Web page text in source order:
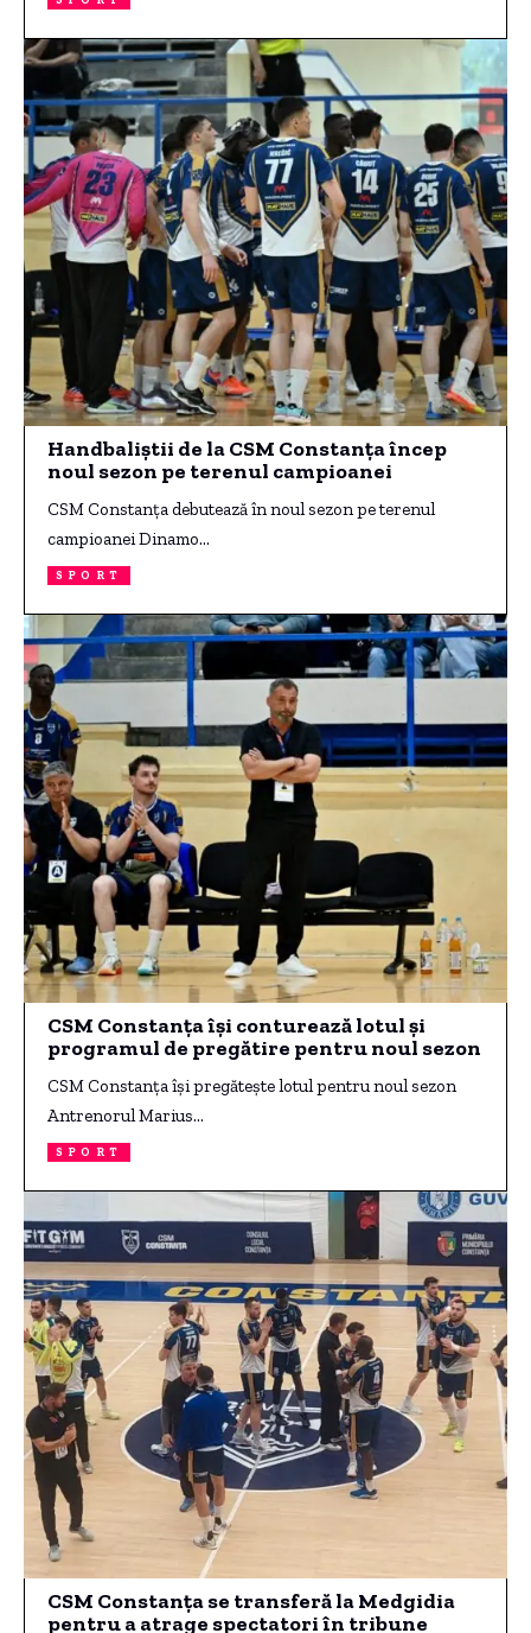
Handbaliștii de la CSM Constanța încep
noul sezon pe terenul campioanei
CSM Constanța debutează în noul sezon pe terenul
campioanei Dinamo…
SPORT
CSM Constanța își conturează lotul și
programul de pregătire pentru noul sezon
CSM Constanța își pregătește lotul pentru noul sezon
Antrenorul Marius…
SPORT
CSM Constanța se transferă la Medgidia
pentru a atrage spectatori în tribune